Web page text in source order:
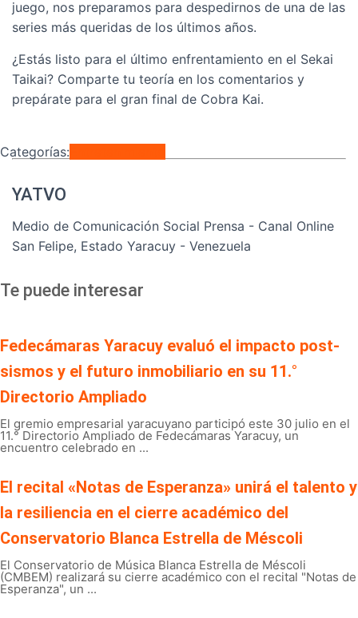
juego, nos preparamos para despedirnos de una de las
series más queridas de los últimos años.
¿Estás listo para el último enfrentamiento en el Sekai
Taikai? Comparte tu teoría en los comentarios y
prepárate para el gran final de Cobra Kai.
Categorías:
YATVO
Medio de Comunicación Social Prensa - Canal Online
San Felipe, Estado Yaracuy - Venezuela
Te puede interesar
Fedecámaras Yaracuy evaluó el impacto post-
sismos y el futuro inmobiliario en su 11.°
Directorio Ampliado
El gremio empresarial yaracuyano participó este 30 julio en el
11.° Directorio Ampliado de Fedecámaras Yaracuy, un
encuentro celebrado en ...
El recital «Notas de Esperanza» unirá el talento y
la resiliencia en el cierre académico del
Conservatorio Blanca Estrella de Méscoli
El Conservatorio de Música Blanca Estrella de Méscoli
(CMBEM) realizará su cierre académico con el recital "Notas de
Esperanza", un ...